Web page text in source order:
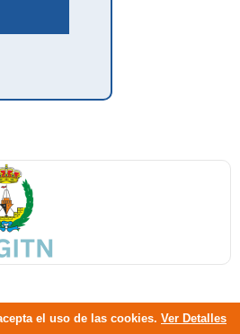
el uso de las cookies. Ver Detalles